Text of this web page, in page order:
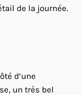
de la journée.
d’une
un très bel